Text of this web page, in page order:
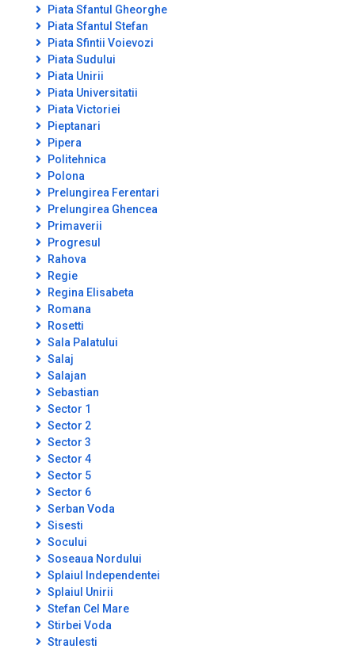
Piata Sfantul Gheorghe
Piata Sfantul Stefan
Piata Sfintii Voievozi
Piata Sudului
Piata Unirii
Piata Universitatii
Piata Victoriei
Pieptanari
Pipera
Politehnica
Polona
Prelungirea Ferentari
Prelungirea Ghencea
Primaverii
Progresul
Rahova
Regie
Regina Elisabeta
Romana
Rosetti
Sala Palatului
Salaj
Salajan
Sebastian
Sector 1
Sector 2
Sector 3
Sector 4
Sector 5
Sector 6
Serban Voda
Sisesti
Socului
Soseaua Nordului
Splaiul Independentei
Splaiul Unirii
Stefan Cel Mare
Stirbei Voda
Straulesti